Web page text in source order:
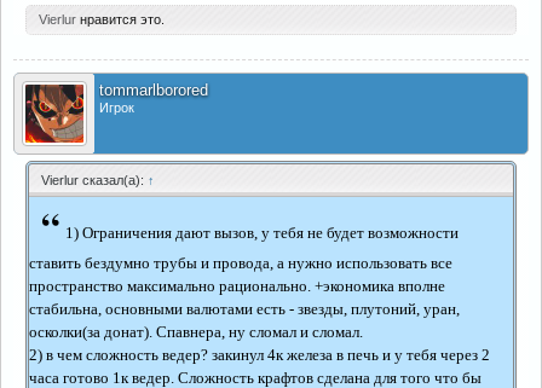
Vierlur нравится это.
tommarlborored
Игрок
Vierlur сказал(а): ↑
“ 1) Ограничения дают вызов, у тебя не будет возможности
ставить бездумно трубы и провода, а нужно использовать все
пространство максимально рационально. +экономика вполне
стабильна, основными валютами есть - звезды, плутоний, уран,
осколки(за донат). Спавнера, ну сломал и сломал.
2) в чем сложность ведер? закинул 4к железа в печь и у тебя через 2
часа готово 1к ведер. Сложность крафтов сделана для того что бы